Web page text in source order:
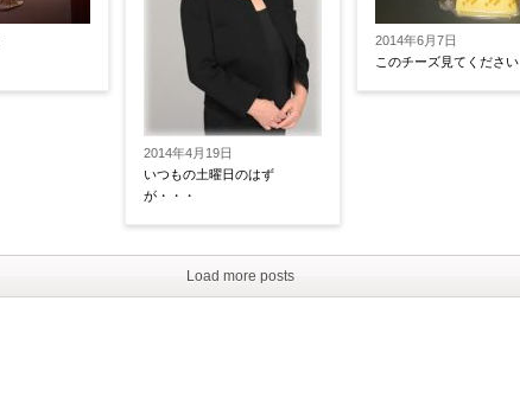
2014年4月19日
いつもの土曜日のはず
が・・・
2014年6月7日
このチーズ見てください
Load more posts